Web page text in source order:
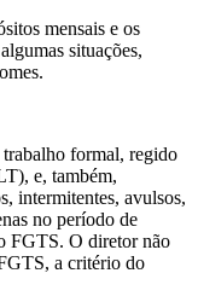
mensais e os
situações,
formal, regido
e, também,
intermitentes, avulsos,
no período de
FGTS. O diretor não
a critério do